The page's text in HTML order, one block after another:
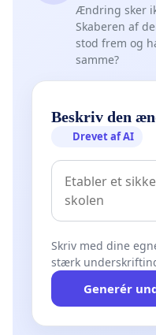
Ændring sker
Skaberen af
stod frem og
samme?
Beskriv den
Drevet af AI
Skriv med dine
stærk
Generér